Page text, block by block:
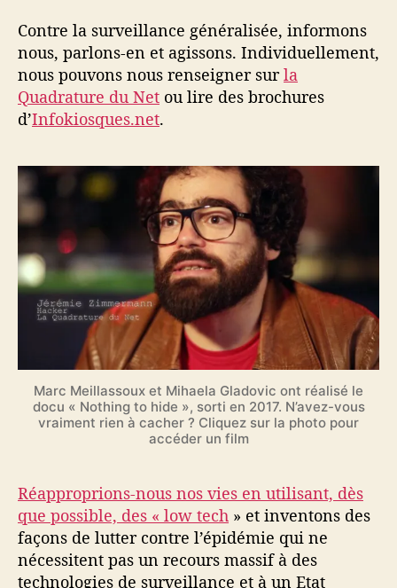
Contre la surveillance généralisée, informons
nous, parlons-en et agissons. Individuellement,
nous pouvons nous renseigner surla
Quadrature du Net ou lire des brochures
d’Infokiosques.net.
Marc Meillassoux et Mihaela Gladovic ont réalisé le
docu « Nothing to hide », sorti en 2017. N’avez-vous
vraiment rien à cacher ? Cliquez sur la photo pour
accéder un film
Réapproprions-nous nos vies en utilisant, dès
que possible, des « low tech » et inventons des
façons de lutter contre l’épidémie qui ne
nécessitent pas un recours massif à des
technologies de surveillance et à un Etat